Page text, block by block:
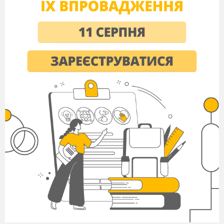
(Першою Українською конституцією
вважається документ «Пакти і Конституція
прав і вольностей запорозького війська»,
складений гетьманом Пилипом Орликом у
1710 році).
11. Перша столиця України.
зараз ми розпочнемо 2 тур. Умови тіж,
лише правильна відповідь оцінюється в 2 бали.
ІІ тур «Наша Україна – на планеті
Земля»
Назвіть країни, з якими межує Україна.
(На сході – Росія, на півночі – Білорусь, на
заході – Польща, Словаччина, Угорщина,
Румунія, Молдова)
. Як називається море, в яке впадає